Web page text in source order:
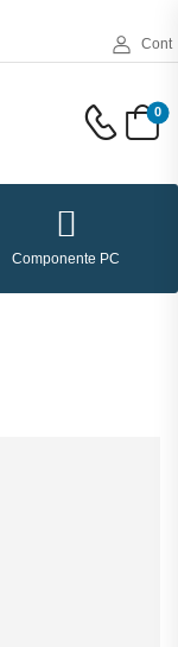
Cont
0
Componente PC